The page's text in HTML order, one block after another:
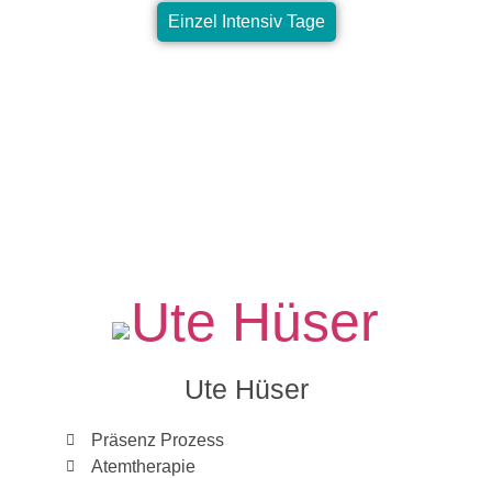
Einzel Intensiv Tage
Ute Hüser
Präsenz Prozess
Atemtherapie